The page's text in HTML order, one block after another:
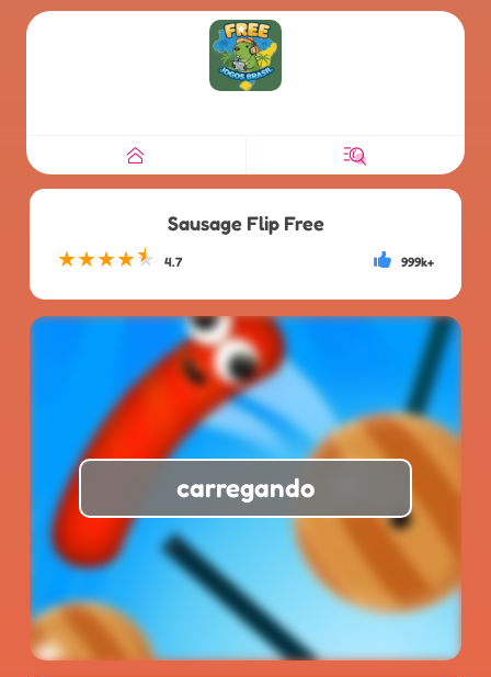
Sausage Flip Free
★★★★★ 4.7 999k+
carregando
★★★ 4.7